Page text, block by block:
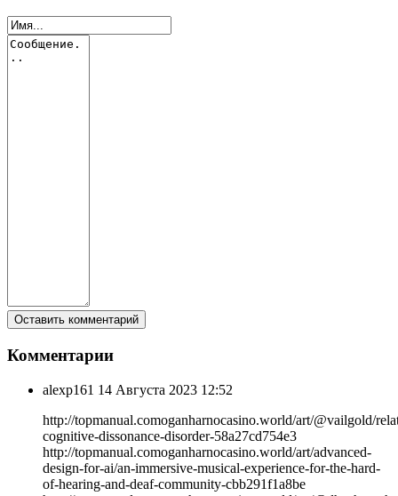
Комментарии
alexp161 14 Августа 2023 12:52
http://topmanual.comoganharnocasino.world/art/@vailgold/
cognitive-dissonance-disorder-58a27cd754e3
http://topmanual.comoganharnocasino.world/art/advanced-
design-for-ai/an-immersive-musical-experience-for-the-hard-
of-hearing-and-deaf-community-cbb291f1a8be